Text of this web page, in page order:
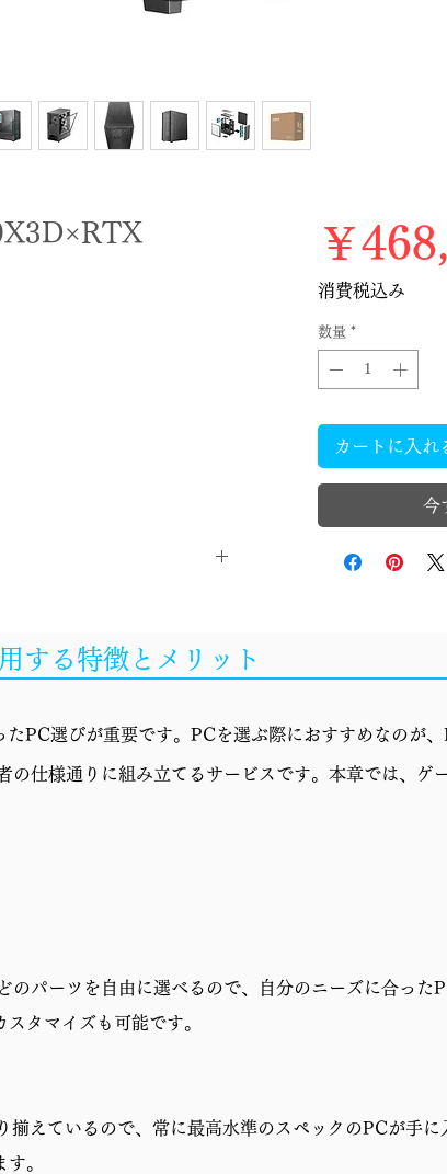
9950X3D
￥
消費税込み
数量 *
カートに入れ
今
する特徴とメリット
PC選びが重要です。PCを選ぶ際におすすめなのが、
仕様通りに組み立てるサービスです。本章では、ゲ
パーツを自由に選べるので、自分のニーズに合った
タマイズも可能です。
えているので、常に最高水準のスペックのPCが手に
。